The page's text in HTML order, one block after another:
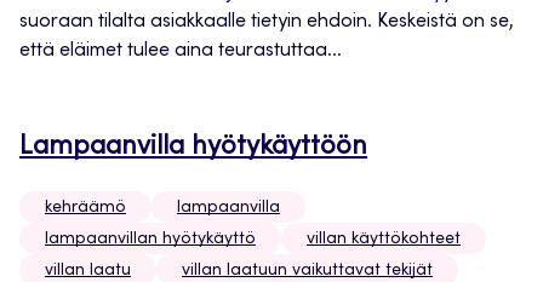
suoraan tilalta asiakkaalle tietyin ehdoin. Keskeistä on se,
että eläimet tulee aina teurastuttaa...
Lampaanvilla hyötykäyttöön
kehräämö
lampaanvilla
lampaanvillan hyötykäyttö
villan käyttökohteet
villan laatu
villan laatuun vaikuttavat tekijät